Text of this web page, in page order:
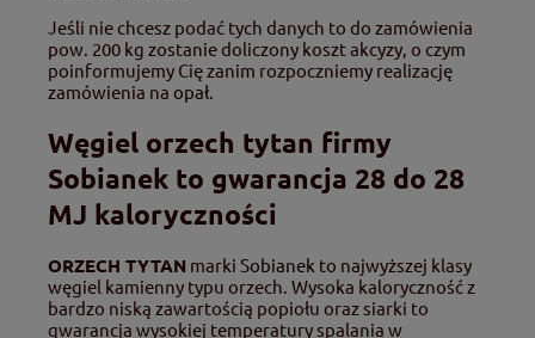
Jeśli nie chcesz podać tych danych to do zamówienia
pow. 200 kg zostanie doliczony koszt akcyzy, o czym
poinformujemy Cię zanim rozpoczniemy realizację
zamówienia na opał.
Węgiel orzech tytan firmy
Sobianek to gwarancja 28 do 28
MJ kaloryczności
ORZECH TYTAN marki Sobianek to najwyższej klasy
węgiel kamienny typu orzech. Wysoka kaloryczność z
bardzo niską zawartością popiołu oraz siarki to
gwarancja wysokiej temperatury spalania w